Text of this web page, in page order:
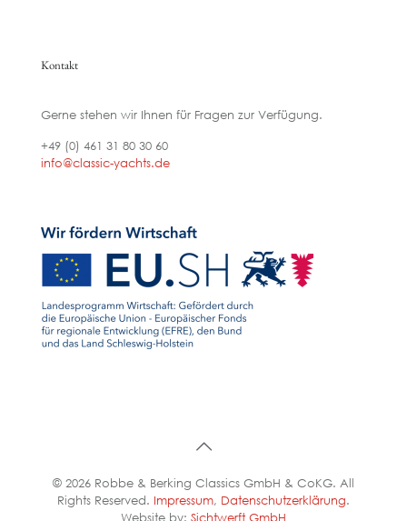
Kontakt
Gerne stehen wir Ihnen für Fragen zur Verfügung.
+49 (0) 461 31 80 30 60
info@classic-yachts.de
© 2026 Robbe & Berking Classics GmbH & CoKG. All
Rights Reserved. Impressum, Datenschutzerklärung.